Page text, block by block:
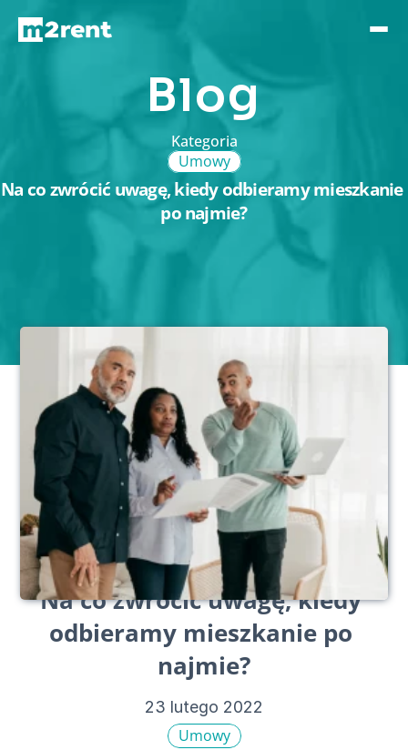
Blog
Kategoria
Umowy
Na co zwrócić uwagę, kiedy odbieramy mieszkanie
po najmie?
Na co zwrócić uwagę, kiedy
odbieramy mieszkanie po
najmie?
23 lutego 2022
Umowy